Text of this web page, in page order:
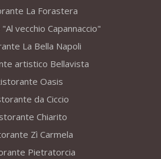
La Forastera
vecchio Capannaccio"
La Bella Napoli
artistico Bellavista
Oasis
da Ciccio
Chiarito
Zì Carmela
Pietratorcia